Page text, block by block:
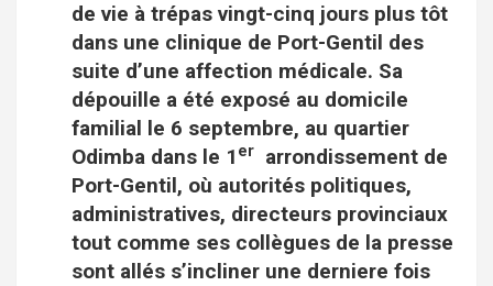
de vie à trépas vingt-cinq jours plus tôt
dans une clinique de Port-Gentil des
suite d’une affection médicale. Sa
dépouille a été exposé au domicile
familial le 6 septembre, au quartier
Odimba dans le 1 er
arrondissement de
Port-Gentil, où autorités politiques,
administratives, directeurs provinciaux
tout comme ses collègues de la presse
sont allés s’incliner une derniere fois